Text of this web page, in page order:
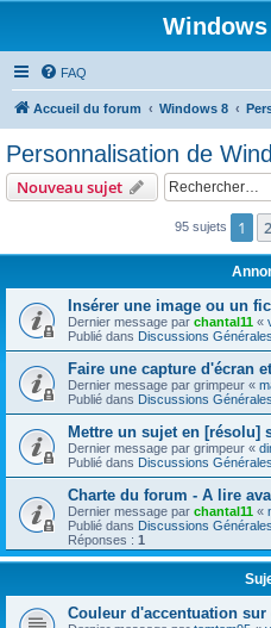
FAQ
Accueil du forum Windows 8
Personnalisation de
Nouveau sujet
95 sujets 1 2
Insérer une image ou un
Dernier message par chantal11 «
Publié dans Discussions Générales
Faire une capture d'écran
Dernier message par grimpeur «
Publié dans Discussions Générales
Mettre un sujet en [résolu]
Dernier message par grimpeur «
Publié dans Discussions Générales
Charte du forum - A lire
Dernier message par chantal11 «
Publié dans Discussions Générales
Réponses : 1
Couleur d'accentuation